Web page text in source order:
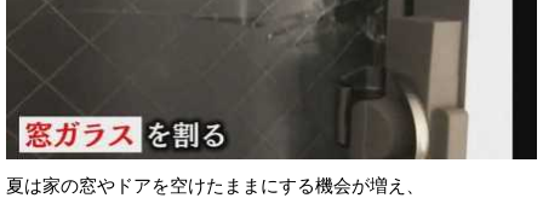
夏は家の窓やドアを空けたままにする機会が増え、